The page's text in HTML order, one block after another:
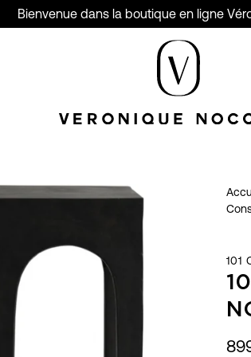
Bienvenue dans la boutique en ligne
101